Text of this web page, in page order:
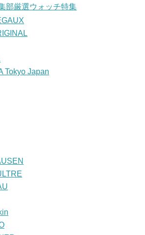
部厳選ウォッチ特集
Tokyo Japan